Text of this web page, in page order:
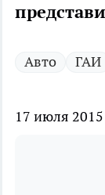
Авто ГАИ
17 июля 2015